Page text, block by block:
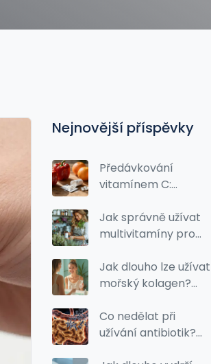
Nejnovější příspěvky
Předávkování
vitamínem C:
bezpečné
dávkování
Jak správně užívat
multivitamíny pro
Jak dlouho lze užívat
mořský kolagen?
chyby
Co nedělat při
užívání antibiotik?